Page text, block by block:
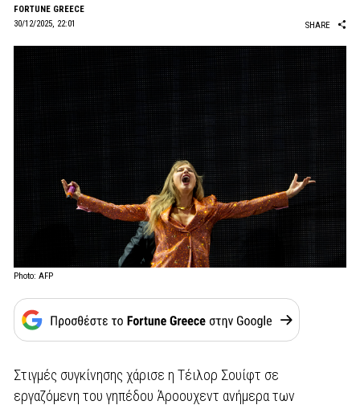
FORTUNE GREECE
30/12/2025, 22:01
SHARE
Photo: AFP
Στιγμές συγκίνησης χάρισε η Τέιλορ Σουίφτ σε
εργαζόμενη του γηπέδου Άροουχεντ ανήμερα των